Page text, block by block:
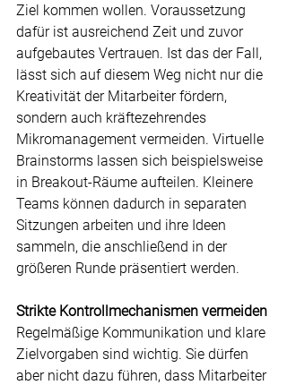
Ziel kommen wollen. Voraussetzung
dafür ist ausreichend Zeit und zuvor
aufgebautes Vertrauen. Ist das der Fall,
lässt sich auf diesem Weg nicht nur die
Kreativität der Mitarbeiter fördern,
sondern auch kräftezehrendes
Mikromanagement vermeiden. Virtuelle
Brainstorms lassen sich beispielsweise
in Breakout-Räume aufteilen. Kleinere
Teams können dadurch in separaten
Sitzungen arbeiten und ihre Ideen
sammeln, die anschließend in der
größeren Runde präsentiert werden.
Strikte Kontrollmechanismen vermeiden
Regelmäßige Kommunikation und klare
Zielvorgaben sind wichtig. Sie dürfen
aber nicht dazu führen, dass Mitarbeiter